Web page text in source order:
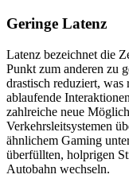
Geringe Latenz
Latenz bezeichnet die
Punkt zum anderen zu
drastisch reduziert, was
ablaufende
zahlreiche neue
Verkehrsleitsystemen
ähnlichem Gaming
überfüllten, holprigen
Autobahn wechseln.